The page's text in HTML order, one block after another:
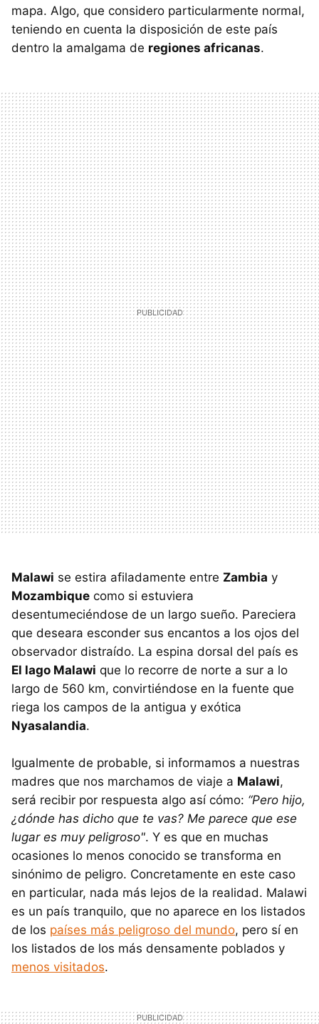
mapa. Algo, que considero particularmente normal,
teniendo en cuenta la disposición de este país
dentro la amalgama de regiones africanas.
Malawi se estira afiladamente entre Zambia y
Mozambique como si estuviera
desentumeciéndose de un largo sueño. Pareciera
que deseara esconder sus encantos a los ojos del
observador distraído. La espina dorsal del país es
El lago Malawi que lo recorre de norte a sur a lo
largo de 560 km, convirtiéndose en la fuente que
riega los campos de la antigua y exótica
Nyasalandia.
Igualmente de probable, si informamos a nuestras
madres que nos marchamos de viaje a Malawi,
será recibir por respuesta algo así cómo: “Pero hijo,
¿dónde has dicho que te vas? Me parece que ese
lugar es muy peligroso". Y es que en muchas
ocasiones lo menos conocido se transforma en
sinónimo de peligro. Concretamente en este caso
en particular, nada más lejos de la realidad. Malawi
es un país tranquilo, que no aparece en los listados
de los países más peligroso del mundo, pero sí en
los listados de los más densamente poblados y
menos visitados.